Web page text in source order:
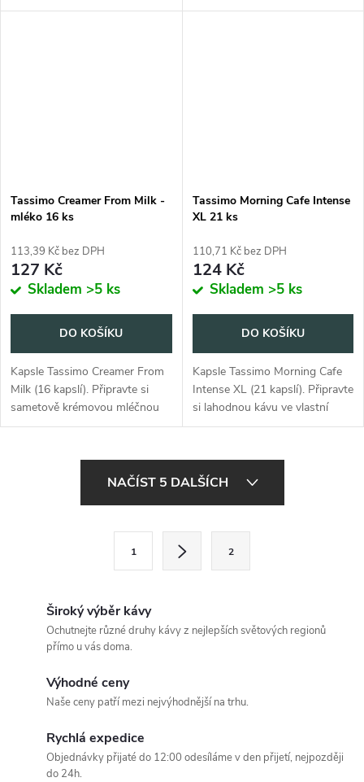
Tassimo Creamer From Milk -
mléko 16 ks
113,39 Kč bez DPH
127 Kč
Skladem >5 ks
DO KOŠÍKU
Kapsle Tassimo Creamer From
Milk (16 kapslí). Připravte si
sametově krémovou mléčnou
pěnu na dokonalé kávové
Tassimo Morning Cafe Intense
XL 21 ks
110,71 Kč bez DPH
124 Kč
Skladem >5 ks
DO KOŠÍKU
Kapsle Tassimo Morning Cafe
Intense XL (21 kapslí). Připravte
si lahodnou kávu ve vlastní
domácnosti.
NAČÍST 5 DALŠÍCH
1 2
Široký výběr kávy
Ochutnejte různé druhy kávy z nejlepších světových regionů
přímo u vás doma.
Výhodné ceny
Naše ceny patří mezi nejvýhodnější na trhu.
Rychlá expedice
Objednávky přijaté do 12:00 odesíláme v den přijetí, nejpozději
do 24h.